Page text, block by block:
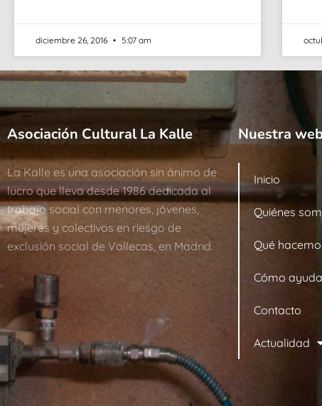
diciembre 26, 2016 5:07 am
Asociación Cultural La Kalle
La Kalle es una asociación sin ánimo de
lucro que lleva desde 1986 dedicada al
trabajo social con menores, jóvenes,
mujeres y colectivos en riesgo de
exclusión social de Vallecas, en Madrid.
Nuestra
Inicio
Quiénes
Qué
Cómo
Contacto
Actualidad